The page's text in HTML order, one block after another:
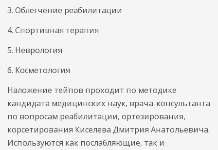
3. Облегчение реабилитации
4. Спортивная терапия
5. Неврология
6. Косметология
Наложение тейпов проходит по методике
кандидата медицинских наук, врача-консультанта
по вопросам реабилитации, ортезирования,
корсетирования Киселева Дмитрия Анатольевича.
Используются как послабляющие, так и